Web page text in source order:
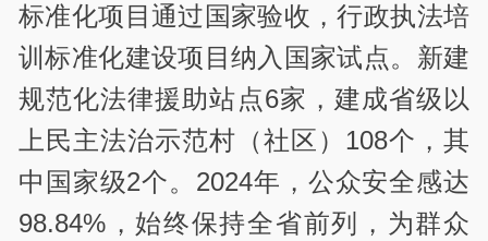
标准化项目通过国家验收，行政执法培
训标准化建设项目纳入国家试点。新建
规范化法律援助站点6家，建成省级以
上民主法治示范村（社区）108个，其
中国家级2个。2024年，公众安全感达
98.84%，始终保持全省前列，为群众